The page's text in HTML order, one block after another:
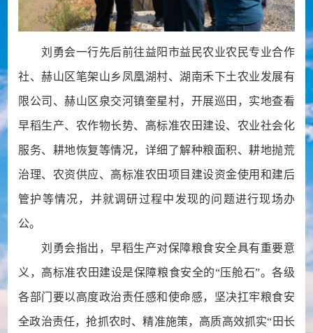
刘勇会一行先后前往益阳市益民农业农民专业合作
社、赫山区笔架山乡凤凰湖村、湖南禾下土农业发展有
限公司、赫山区泉交河镇奎星村，开展巡田，实地查看
早稻生产、农作物长势、高标准农田建设、农业社会化
服务、耕地恢复等情况，详细了解种粮面积、耕地抛荒
治理、农资供应、高标准农田项目建设资金使用和建后
管护等情况，并就调研过程中发现的问题进行现场办
公。
刘勇会指出，早稻生产对保障粮食安全具有重要意
义，高标准农田建设是保障粮食安全的“压舱石”。各级
各部门要以高度政治责任感和使命感，坚决扛牢粮食安
全政治责任，抢抓农时、精准施策，高质高效抓实“田长